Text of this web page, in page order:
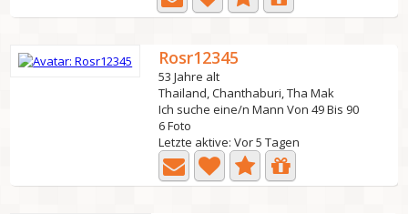
Rosr12345
53 Jahre alt
Thailand, Chanthaburi, Tha Mak
Ich suche eine/n Mann Von 49 Bis 90
6 Foto
Letzte aktive: Vor 5 Tagen